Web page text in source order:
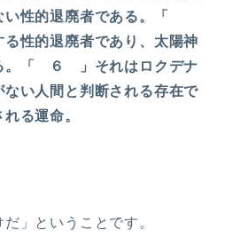
い性的退廃者である。「
性的退廃者であり、太陽神
。「 ６ 」それはロクデナ
い人間と判断される存在で
る運命。
」ということです。